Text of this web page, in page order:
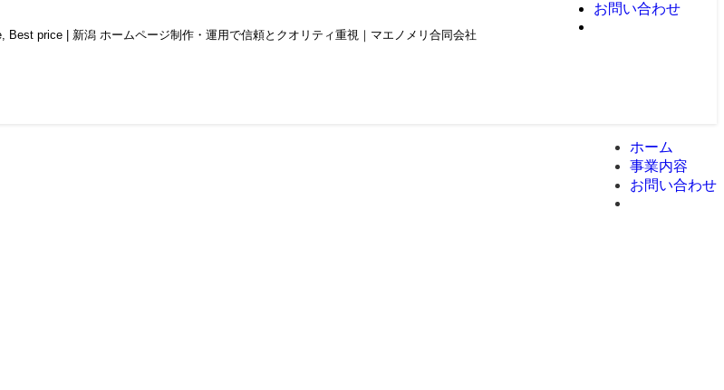
Best price | 新潟 ホームページ制作・運用で信頼とクオリティ重視｜マエノメリ合同会社
お問い合わせ
ホーム
事業内容
お問い合わせ